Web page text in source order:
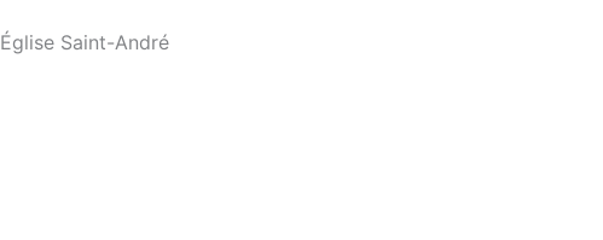
Église Saint-André